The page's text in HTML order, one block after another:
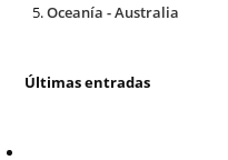
Oceanía - Australia
Últimas entradas